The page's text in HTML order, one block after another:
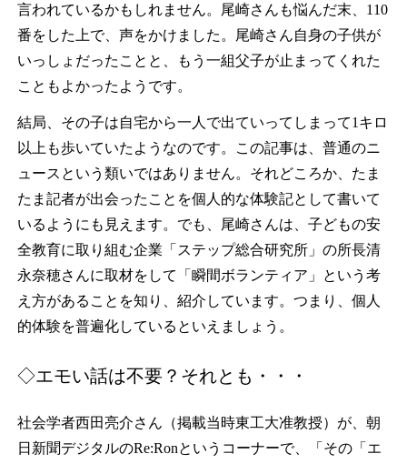
言われているかもしれません。尾崎さんも悩んだ末、110
番をした上で、声をかけました。尾崎さん自身の子供が
いっしょだったことと、もう一組父子が止まってくれた
こともよかったようです。
結局、その子は自宅から一人で出ていってしまって1キロ
以上も歩いていたようなのです。この記事は、普通のニ
ュースという類いではありません。それどころか、たま
たま記者が出会ったことを個人的な体験記として書いて
いるようにも見えます。でも、尾崎さんは、子どもの安
全教育に取り組む企業「ステップ総合研究所」の所長清
永奈穂さんに取材をして「瞬間ボランティア」という考
え方があることを知り、紹介しています。つまり、個人
的体験を普遍化しているといえましょう。
◇エモい話は不要？それとも・・・
社会学者西田亮介さん（掲載当時東工大准教授）が、朝
日新聞デジタルのRe:Ronというコーナーで、「その「エ